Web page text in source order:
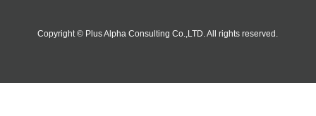
Copyright © Plus Alpha Consulting Co.,LTD. All rights reserved.